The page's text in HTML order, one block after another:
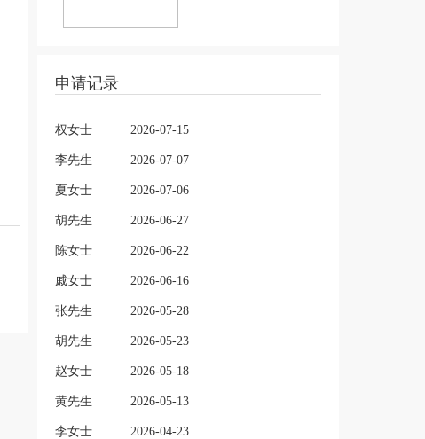
申请记录
权女士 2026-07-15
李先生 2026-07-07
夏女士 2026-07-06
胡先生 2026-06-27
陈女士 2026-06-22
戚女士 2026-06-16
张先生 2026-05-28
胡先生 2026-05-23
赵女士 2026-05-18
黄先生 2026-05-13
李女士 2026-04-23